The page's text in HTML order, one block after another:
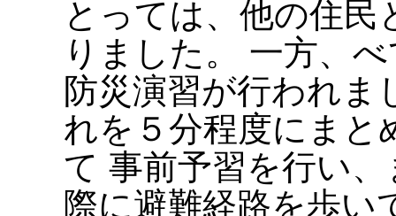
とっては、他の住
りました。 一方、
防災演習が行われま
れを５分程度にまと
て 事前予習を行い
際に避難経路を歩い